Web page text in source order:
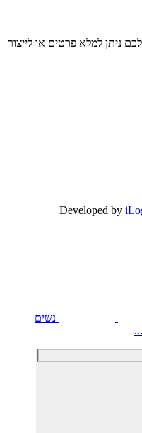
ניתן למלא פרטים או לייצור
נשים